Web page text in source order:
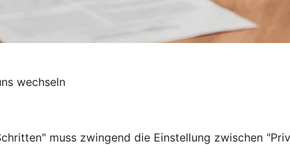
wechseln
muss zwingend die Einstellung zwischen